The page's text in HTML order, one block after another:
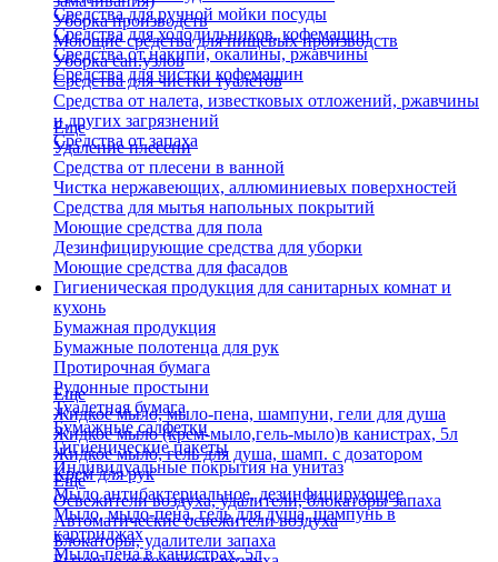
Средства для ручной мойки посуды
Средства для холодильников, кофемашин
Средства от накипи, окалины, ржавчины
Средства для чистки кофемашин
Уборка производств
Моющие средства для пищевых производств
Уборка сан.узлов
Средства для чистки туалетов
Средства от налета, известковых отложений, ржавчины
и других загрязнений
Средства от запаха
Еще
Удаление плесени
Средства от плесени в ванной
Чистка нержавеющих, аллюминиевых поверхностей
Средства для мытья напольных покрытий
Моющие средства для пола
Дезинфицирующие средства для уборки
Моющие средства для фасадов
Гигиеническая продукция для санитарных комнат и
кухонь
Бумажная продукция
Бумажные полотенца для рук
Протирочная бумага
Рулонные простыни
Туалетная бумага
Бумажные салфетки
Гигиенические пакеты
Индивидуальные покрытия на унитаз
Еще
Жидкое мыло, мыло-пена, шампуни, гели для душа
Жидкое мыло (крем-мыло,гель-мыло)в канистрах, 5л
Жидкое мыло, гель для душа, шамп. с дозатором
Крем для рук
Мыло антибактериальное, дезинфицирующее
Мыло, мыло-пена, гель для душа, шампунь в
картриджах
Мыло-пена в канистрах, 5л
Еще
Освежители воздуха, удалители, блокаторы запаха
Автоматические освежители воздуха
Блокаторы, удалители запаха